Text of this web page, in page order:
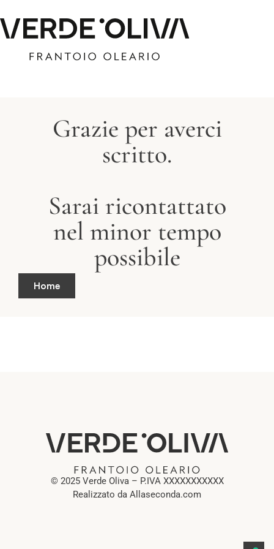
Grazie per averci
scritto.
Sarai ricontattato
nel minor tempo
possibile
Home
© 2025 Verde Oliva – P.IVA XXXXXXXXXXX
Realizzato da Allaseconda.com